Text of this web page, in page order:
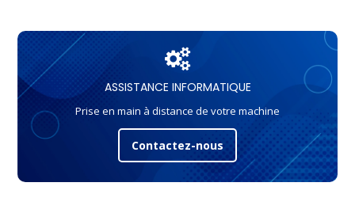
ASSISTANCE INFORMATIQUE
Prise en main à distance de votre machine
Contactez-nous